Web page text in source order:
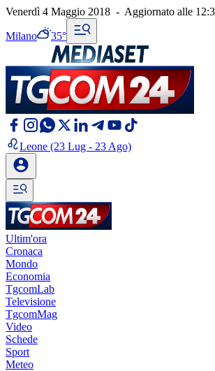
Venerdì 4 Maggio 2018 - Aggiornato alle
Milano 35°
Leone (23 Lug - 23 Ago)
Ultim'ora
Cronaca
Mondo
Economia
TgcomLab
Televisione
TgcomMag
Video
Schede
Sport
Meteo